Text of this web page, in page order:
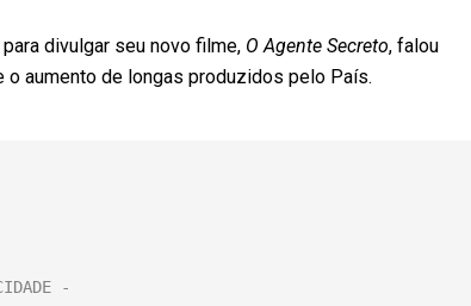
divulgar seu novo filme, O Agente Secreto, falou
aumento de longas produzidos pelo País.